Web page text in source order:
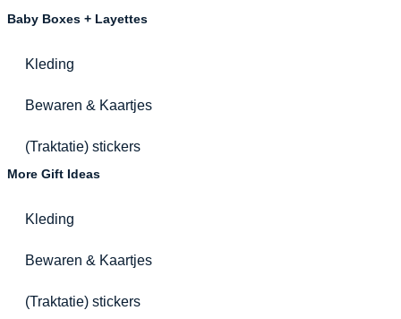
Baby Boxes + Layettes
Kleding
Bewaren & Kaartjes
(Traktatie) stickers
More Gift Ideas
Kleding
Bewaren & Kaartjes
(Traktatie) stickers